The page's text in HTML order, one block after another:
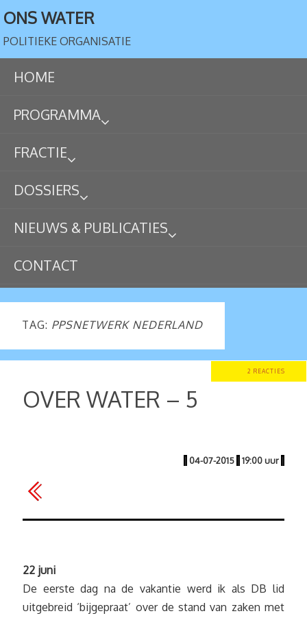
ONS WATER
POLITIEKE ORGANISATIE
HOME
PROGRAMMA
FRACTIE
DOSSIERS
NIEUWS & PUBLICATIES
CONTACT
TAG: PPSNETWERK NEDERLAND
2 REACTIES
OVER WATER – 5
| 04-07-2015 | 19:00 uur |
22 juni
De eerste dag na de vakantie werd ik als DB lid
uitgebreid ‘bijgepraat’ over de stand van zaken met